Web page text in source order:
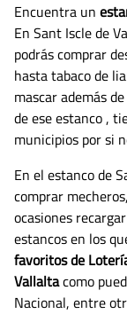
Encuentra un
En Sant Iscle de
podrás comprar
hasta tabaco de
mascar además
de ese estanco ,
municipios por si
En el estanco de
comprar
ocasiones
estancos en los
favoritos de
Vallaltacomo
Nacional, entre